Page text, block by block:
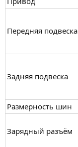
Передняя подвеска
Задняя подвеска
Размерность шин
Зарядный разъём